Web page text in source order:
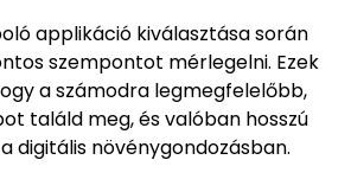
applikáció kiválasztása során
szempontot mérlegelni. Ezek
a számodra legmegfelelőbb,
találd meg, és valóban hosszú
digitális növénygondozásban.